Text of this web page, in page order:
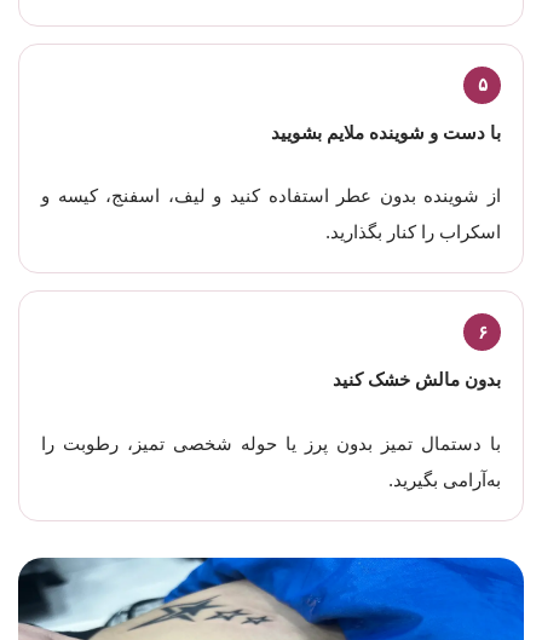
۵
با دست و شوینده ملایم بشویید
از شوینده بدون عطر استفاده کنید و لیف، اسفنج، کیسه و
اسکراب را کنار بگذارید.
۶
بدون مالش خشک کنید
با دستمال تمیز بدون پرز یا حوله شخصی تمیز، رطوبت را
به‌آرامی بگیرید.